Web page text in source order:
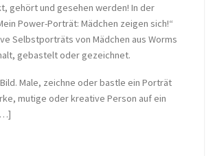
gehört und gesehen werden! In der
Power-Porträt: Mädchen zeigen sich!“
Selbstporträts von Mädchen aus Worms
gebastelt oder gezeichnet.
Male, zeichne oder bastle ein Porträt
mutige oder kreative Person auf ein